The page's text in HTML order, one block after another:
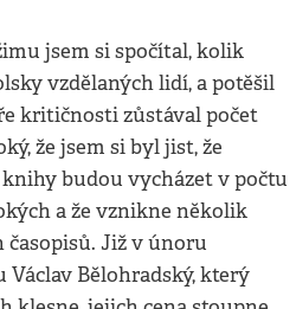
jsem si spočítal, kolik
vzdělaných lidí, a potěšil
kritičnosti zůstával počet
že jsem si byl jist, že
budou vycházet v počtu
a že vznikne několik
Již v únoru
Václav Bělohradský, který